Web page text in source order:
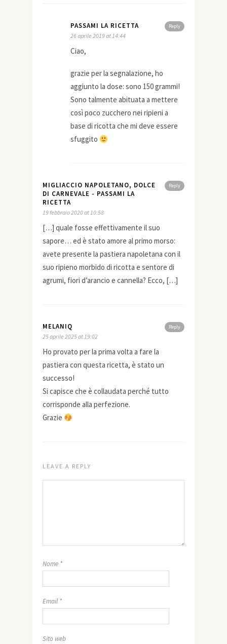
Reply
PASSAMI LA RICETTA
26 aprile 2019 at 14:44
Ciao,
grazie per la segnalazione, ho
aggiunto la dose: sono 150 grammi!
Sono talmente abituata a mettere
così poco zucchero nei ripieni a
base di ricotta che mi deve essere
sfuggito
Reply
MIGLIACCIO NAPOLETANO, DOLCE
DI CARNEVALE - PASSAMI LA
RICETTA
19 febbraio 2020 at 10:58
[…] quale fosse effettivamente il suo
sapore… ed è stato amore al primo morso:
avete presente la pastiera napoletana con il
suo ripieno morbido di ricotta e sentore di
agrumi, fiori d’arancio e cannella? Ecco, […]
Reply
MELANIQ
25 aprile 2025 at 19:02
Ho provato per la prima volta a fare la
pastiera con questa ricetta, è stato un
successo!
Si capisce che è collaudata perché tutto
corrisponde alla perfezione.
Grazie
LEAVE A REPLY
Nome *
Email *
Sito web